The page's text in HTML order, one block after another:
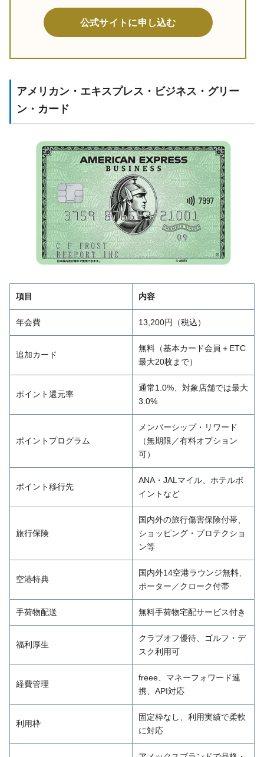
公式サイトに申し込む
アメリカン・エキスプレス・ビジネス・グリー
ン・カード
項目 内容
年会費 13,200円（税込）
追加カード
無料（基本カード会員＋ETC
最大20枚まで）
ポイント還元率
通常1.0%、対象店舗では最大
3.0%
ポイントプログラム
メンバーシップ・リワード
（無期限／有料オプション
可）
ポイント移行先
ANA・JALマイル、ホテルポ
イントなど
旅行保険
国内外の旅行傷害保険付帯、
ショッピング・プロテクショ
ン等
空港特典
国内外14空港ラウンジ無料、
ポーター／クローク付帯
手荷物配送 無料手荷物宅配サービス付き
福利厚生
クラブオフ優待、ゴルフ・デ
スク利用可
経費管理
freee、マネーフォワード連
携、API対応
利用枠
固定枠なし、利用実績で柔軟
に対応